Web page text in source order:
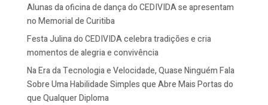
Alunas da oficina de dança do CEDIVIDA se apresentam
no Memorial de Curitiba
Festa Julina do CEDIVIDA celebra tradições e cria
momentos de alegria e convivência
Na Era da Tecnologia e Velocidade, Quase Ninguém Fala
Sobre Uma Habilidade Simples que Abre Mais Portas do
que Qualquer Diploma